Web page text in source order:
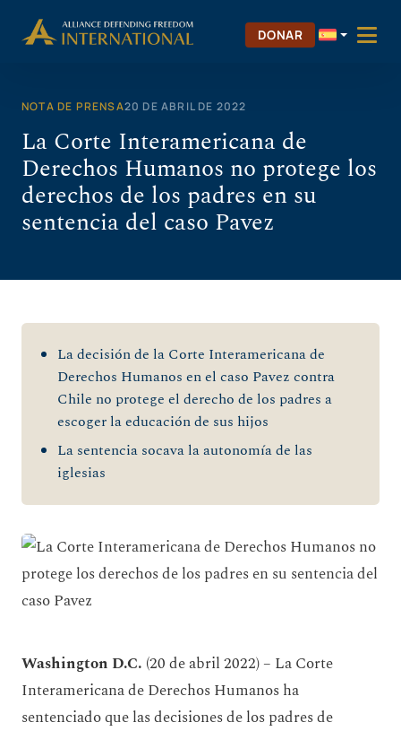
DONAR
NOTA DE PRENSA20 DE ABRIL DE 2022
La Corte Interamericana de
Derechos Humanos no protege los
derechos de los padres en su
sentencia del caso Pavez
La decisión de la Corte Interamericana de
Derechos Humanos en el caso Pavez contra
Chile no protege el derecho de los padres a
escoger la educación de sus hijos
La sentencia socava la autonomía de las
iglesias
Washington D.C. (20 de abril 2022) – La Corte
Interamericana de Derechos Humanos ha
sentenciado que las decisiones de los padres de